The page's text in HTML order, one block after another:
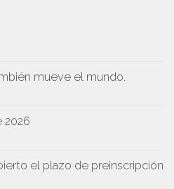
mueve el mundo.
2026
el plazo de preinscripción